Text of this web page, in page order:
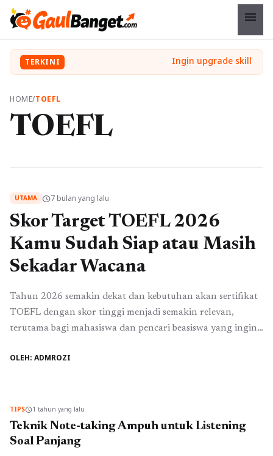
menu
TERKINI
HOME/TOEFL
TOEFL
UTAMA schedule7 bulan yang lalu
Skor Target TOEFL 2026
Kamu Sudah Siap atau Masih
Sekadar Wacana
Tahun 2026 semakin dekat dan kebutuhan akan sertifikat
TOEFL dengan skor tinggi menjadi semakin relevan,
terutama bagi mahasiswa dan pencari beasiswa yang ingin
Banyak orang sudah memiliki impian besar, namun belum
perbedaan antara mereka ...
OLEH: ADMROZI
TIPSschedule1 tahun yang lalu
Teknik Note-taking Ampuh untuk Listening
Soal Panjang